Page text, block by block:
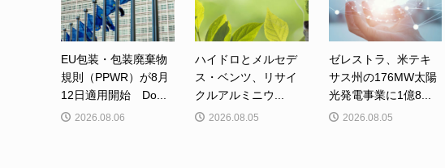
EU包装・包装廃棄物
規則（PPWR）が8月
12日適用開始 Do...
2026.08.06
ハイドロとメルセデ
ス・ベンツ、リサイ
クルアルミニウ...
2026.08.05
ゼレストラ、米テキ
サス州の176MW太陽
光発電事業に1億8...
2026.08.05